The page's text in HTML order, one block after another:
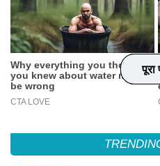
पूरा
पूरा
पूरा